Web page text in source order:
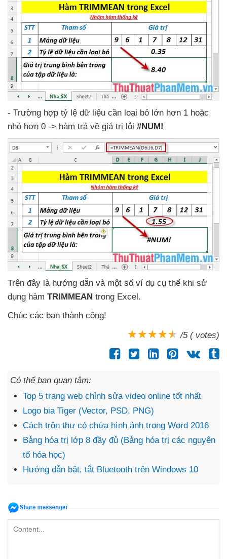
- Trường hợp tỷ lệ dữ liệu cần loại bỏ lớn hơn 1 hoặc
nhỏ hơn 0 -> hàm trả về giá trị lỗi #NUM!
Trên đây là hướng dẫn và một số ví dụ cụ thể khi sử
dụng hàm TRIMMEAN trong Excel.
Chúc các bạn thành công!
/5 ( votes)
Có thể bạn quan tâm:
Top 5 trang web chỉnh sửa video online tốt nhất
Logo bia Tiger (Vector, PSD, PNG)
Cách trộn thư có chứa hình ảnh trong Word 2016
Bảng hóa trị lớp 8 đầy đủ (Bảng hóa trị các nguyên
tố hóa học)
Hướng dẫn bật, tắt Bluetooth trên Windows 10